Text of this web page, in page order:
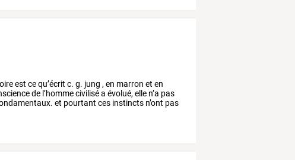
est cequ’écrit c. g. jung , en marron et en
de l’hommeciviliséa évolué, elle n’a pas
et pourtant ces instincts n’ont pas